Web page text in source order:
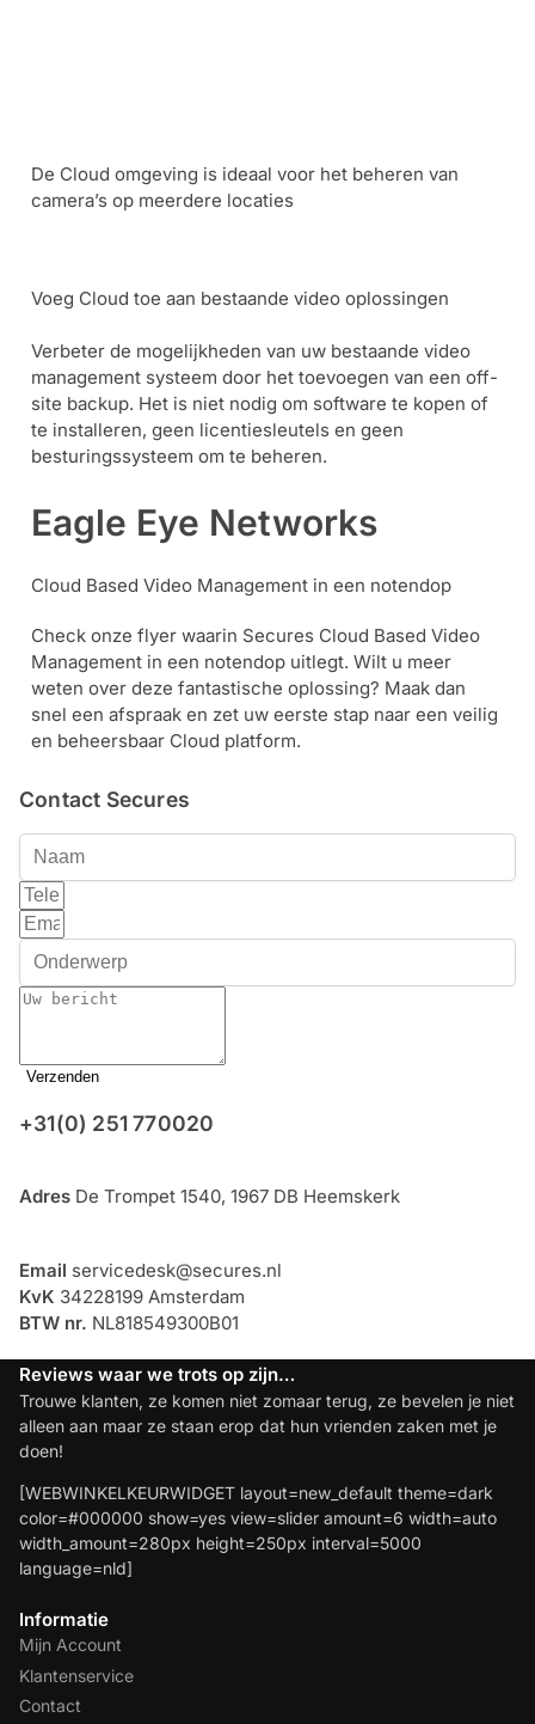
De Cloud omgeving is ideaal voor het beheren van
camera’s op meerdere locaties
Voeg Cloud toe aan bestaande video oplossingen
Verbeter de mogelijkheden van uw bestaande video
management systeem door het toevoegen van een off-
site backup. Het is niet nodig om software te kopen of
te installeren, geen licentiesleutels en geen
besturingssysteem om te beheren.
Eagle Eye Networks
Cloud Based Video Management in een notendop
Check onze flyer waarin Secures Cloud Based Video
Management in een notendop uitlegt. Wilt u meer
weten over deze fantastische oplossing? Maak dan
snel een afspraak en zet uw eerste stap naar een veilig
en beheersbaar Cloud platform.
Contact Secures
Verzenden
+31(0) 251 770020
Adres De Trompet 1540, 1967 DB Heemskerk
Email servicedesk@secures.nl
KvK 34228199 Amsterdam
BTW nr. NL818549300B01
Reviews waar we trots op zijn…
Trouwe klanten, ze komen niet zomaar terug, ze bevelen je niet
alleen aan maar ze staan erop dat hun vrienden zaken met je
doen!
[WEBWINKELKEURWIDGET layout=new_default theme=dark
color=#000000 show=yes view=slider amount=6 width=auto
width_amount=280px height=250px interval=5000
language=nld]
Informatie
Mijn Account
Klantenservice
Contact